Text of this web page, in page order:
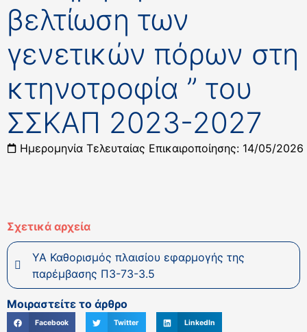
βελτίωση των
γενετικών πόρων στη
κτηνοτροφία ” του
ΣΣΚΑΠ 2023-2027
Ημερομηνία Τελευταίας Επικαιροποίησης: 14/05/2026
Σχετικά αρχεία
ΥΑ Καθορισμός πλαισίου εφαρμογής της
παρέμβασης Π3-73-3.5
Μοιραστείτε το άρθρο
Facebook Twitter LinkedIn